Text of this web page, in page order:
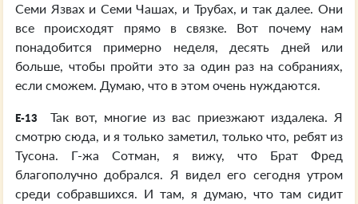
Семи Язвах и Семи Чашах, и Трубах, и так далее. Они
все происходят прямо в связке. Вот почему нам
понадобится примерно неделя, десять дней или
больше, чтобы пройти это за один раз на собраниях,
если сможем. Думаю, что в этом очень нуждаются.
E-13
Так вот, многие из вас приезжают издалека. Я
смотрю сюда, и я только заметил, только что, ребят из
Тусона. Г-жа Сотман, я вижу, что Брат Фред
благополучно добрался. Я видел его сегодня утром
среди собравшихся. И там, я думаю, что там сидит